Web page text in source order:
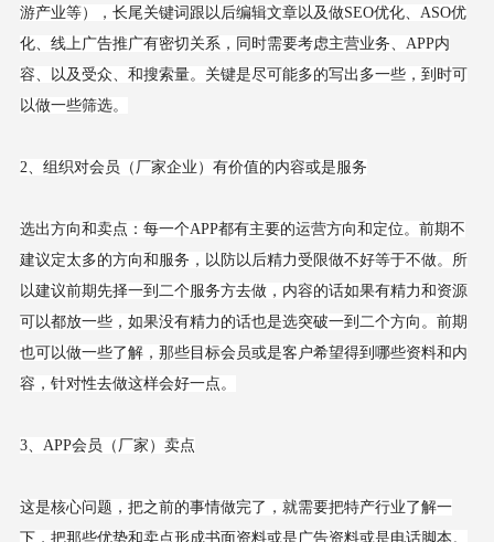
游产业等），长尾关键词跟以后编辑文章以及做SEO优化、ASO优
化、线上广告推广有密切关系，同时需要考虑主营业务、APP内
容、以及受众、和搜索量。关键是尽可能多的写出多一些，到时可
以做一些筛选。
2、组织对会员（厂家企业）有价值的内容或是服务
选出方向和卖点：每一个APP都有主要的运营方向和定位。前期不
建议定太多的方向和服务，以防以后精力受限做不好等于不做。所
以建议前期先择一到二个服务方去做，内容的话如果有精力和资源
可以都放一些，如果没有精力的话也是选突破一到二个方向。前期
也可以做一些了解，那些目标会员或是客户希望得到哪些资料和内
容，针对性去做这样会好一点。
3、APP会员（厂家）卖点
这是核心问题，把之前的事情做完了，就需要把特产行业了解一
下，把那些优势和卖点形成书面资料或是广告资料或是电话脚本。